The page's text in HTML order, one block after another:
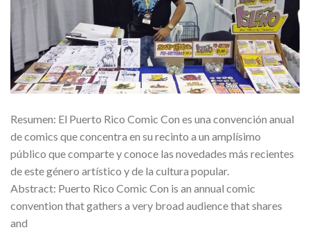
Resumen: El Puerto Rico Comic Con es una convención anual
de comics que concentra en su recinto a un amplísimo
público que comparte y conoce las novedades más recientes
de este género artístico y de la cultura popular.
Abstract: Puerto Rico Comic Con is an annual comic
convention that gathers a very broad audience that shares
and